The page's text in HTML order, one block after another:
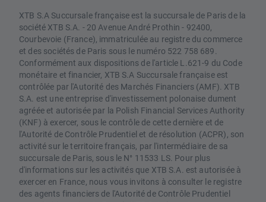
XTB S.A Succursale française est la succursale de Paris de la
société XTB S.A. - 20 Avenue André Prothin - 92400,
Courbevoie (France), immatriculée au registre du commerce
et des sociétés de Paris sous le numéro 522 758 689.
Conformément aux dispositions de l'article L.621-9 du Code
monétaire et financier, XTB S.A Succursale française est
contrôlée par l'Autorité des Marchés Financiers (AMF). XTB
S.A. est une entreprise d'investissement polonaise dument
agréée et autorisée par la Polish Financial Services Authority
(KNF) à exercer, sous le contrôle de cette dernière et de
l'Autorité de Contrôle Prudentiel et de résolution (ACPR), son
activité sur le territoire français, par l'intermédiaire de sa
succursale de Paris, sous le N° 11533 LS. Pour plus
d'informations sur les activités que XTB S.A. est autorisée à
exercer en France, nous vous invitons à consulter le registre
des agents financiers de l'Autorité de Contrôle Prudentiel